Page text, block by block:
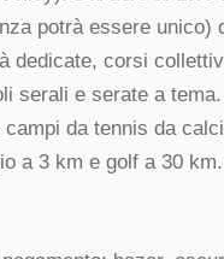
potrà essere unico)
dedicate, corsi
serali e serate a
da tennis da
a 3 km e golf a 30 km.